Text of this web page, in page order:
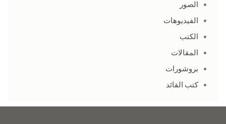
الصور
الفيديوهات
الكتب
المقالات
بروشورات
كتب القائد